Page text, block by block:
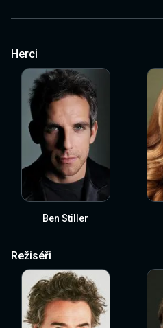
Herci
Ben Stiller
Režiséři